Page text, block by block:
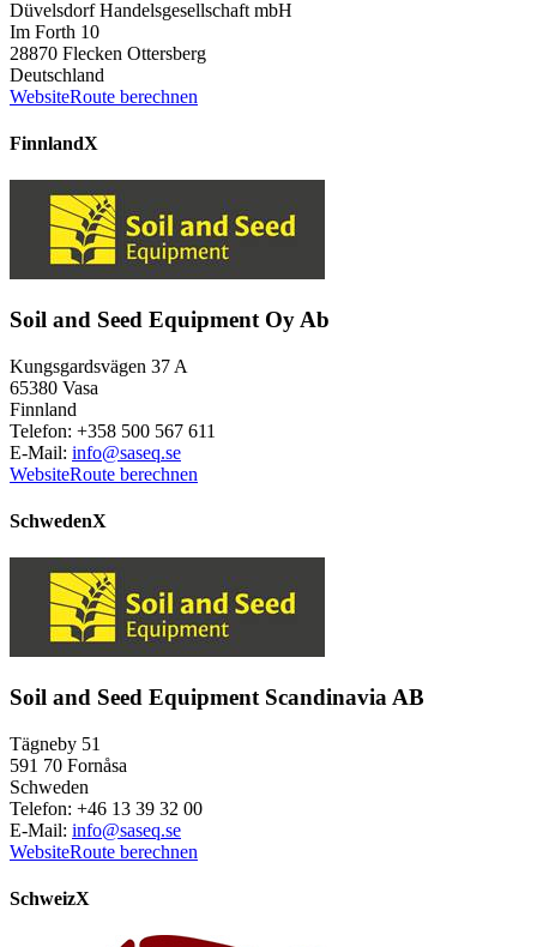
Düvelsdorf Handelsgesellschaft mbH
Im Forth 10
28870 Flecken Ottersberg
Deutschland
WebsiteRoute berechnen
FinnlandX
Soil and Seed Equipment Oy Ab
Kungsgardsvägen 37 A
65380 Vasa
Finnland
Telefon: +358 500 567 611
E-Mail: info@saseq.se
WebsiteRoute berechnen
SchwedenX
Soil and Seed Equipment Scandinavia AB
Tägneby 51
591 70 Fornåsa
Schweden
Telefon: +46 13 39 32 00
E-Mail: info@saseq.se
WebsiteRoute berechnen
SchweizX